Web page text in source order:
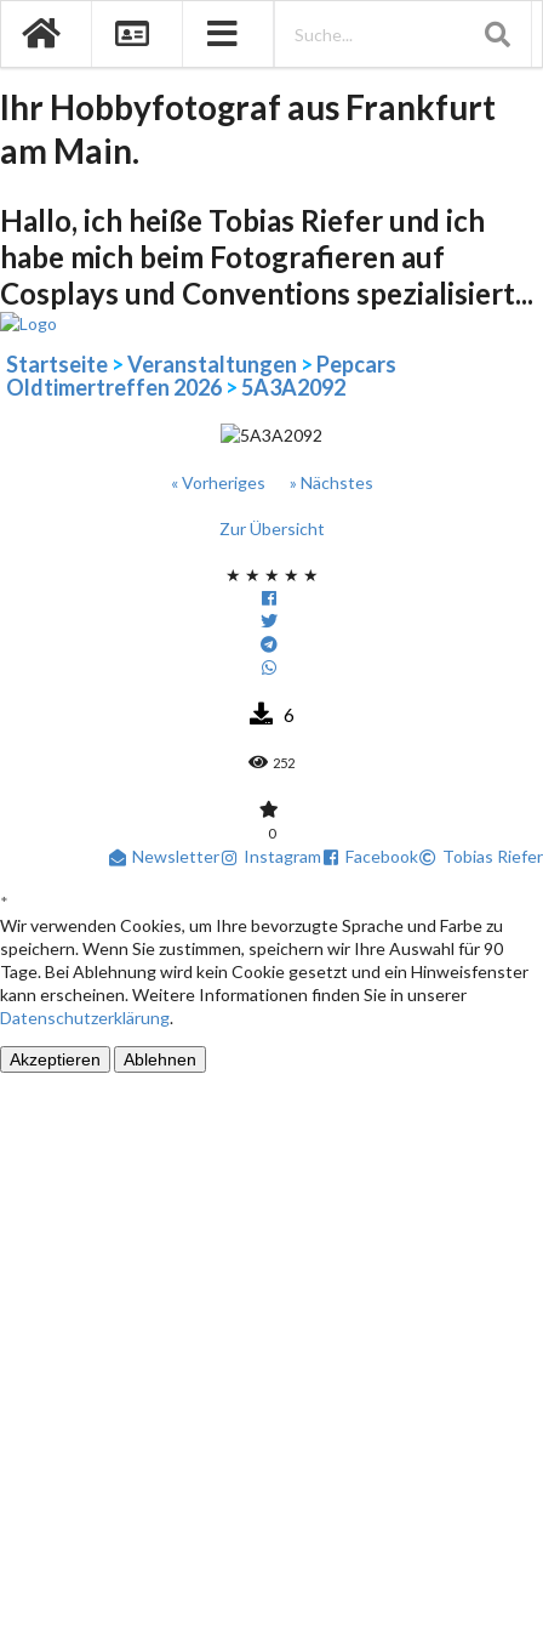
Ihr Hobbyfotograf aus Frankfurt
am Main.
Hallo, ich heiße Tobias Riefer und ich
habe mich beim Fotografieren auf
Cosplays und Conventions spezialisiert...
Startseite >Veranstaltungen > Pepcars
Oldtimertreffen 2026 >5A3A2092
« Vorheriges » Nächstes
Zur Übersicht
★ ★ ★ ★ ★
6
252
0
Newsletter Instagram Facebook Tobias Riefer
*
Wir verwenden Cookies, um Ihre bevorzugte Sprache und Farbe zu
speichern. Wenn Sie zustimmen, speichern wir Ihre Auswahl für 90
Tage. Bei Ablehnung wird kein Cookie gesetzt und ein Hinweisfenster
kann erscheinen. Weitere Informationen finden Sie in unserer
Datenschutzerklärung.
Akzeptieren Ablehnen